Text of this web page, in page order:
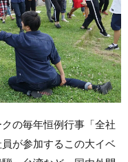
の毎年恒例行事「全社
が参加するこの大イベ